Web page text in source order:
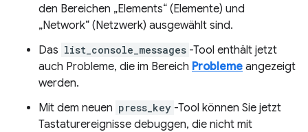
den Bereichen „Elements“ (Elemente) und
„Network“ (Netzwerk) ausgewählt sind.
Das list_console_messages -Tool enthält jetzt
auch Probleme, die im Bereich Probleme angezeigt
werden.
Mit dem neuen press_key -Tool können Sie jetzt
Tastaturereignisse debuggen, die nicht mit